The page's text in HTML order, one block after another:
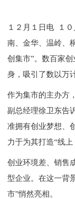
１２月１日电 １
南、金华、温岭、
创集市”。数百家
身，吸引了数以万
作为集市的主办方
副总经理徐卫东告
准拥有创业梦想、
力于为其打造“线上
创业环境差、销售
型企业。在这一背
市”悄然亮相。